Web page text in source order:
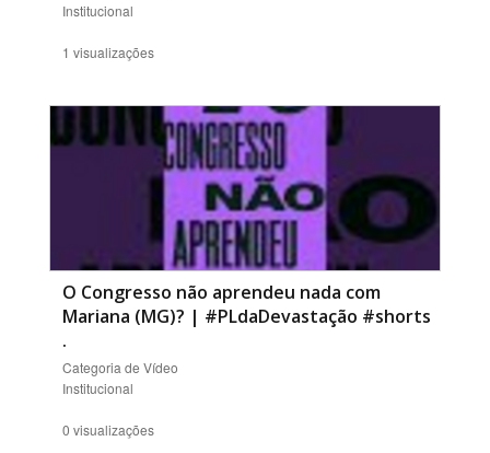
Institucional
1 visualizações
O Congresso não aprendeu nada com
Mariana (MG)? | #PLdaDevastação #shorts
.
Categoria de Vídeo
Institucional
0 visualizações